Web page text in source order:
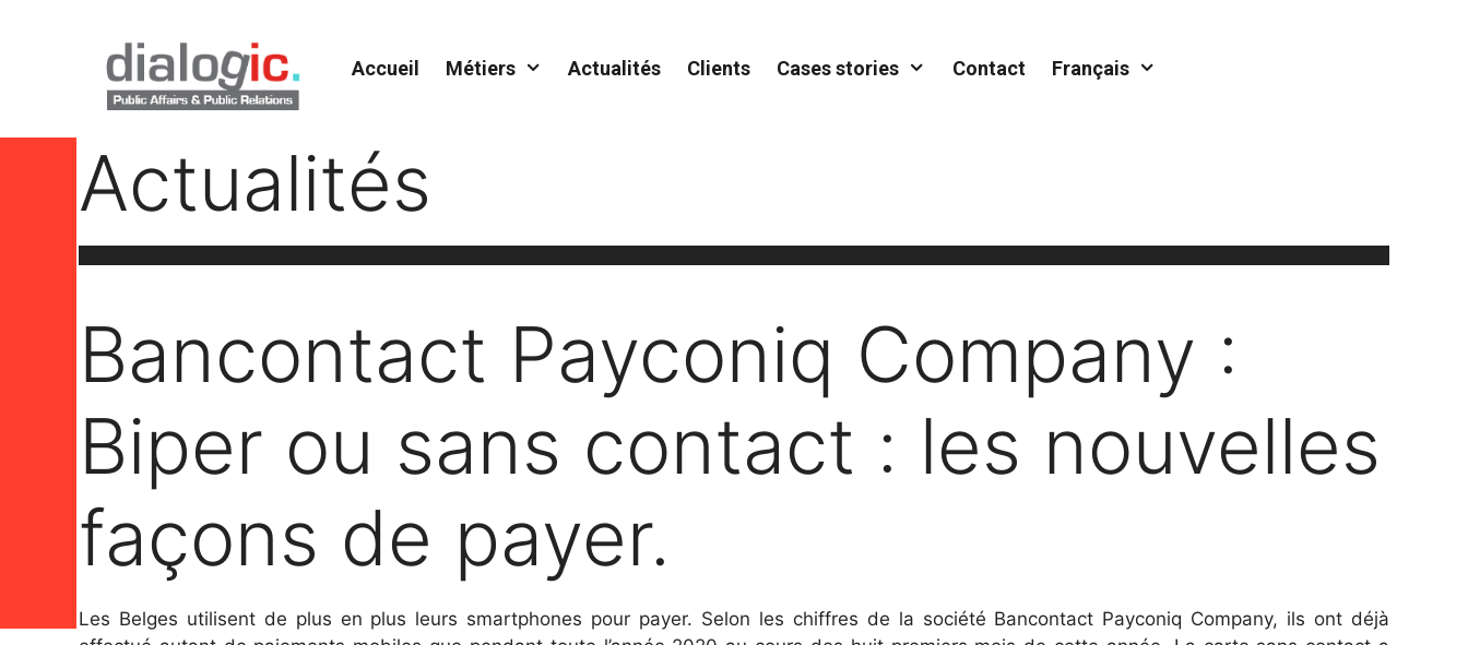
Accueil Métiers Actualités Clients Cases stories Contact Français
Actualités
Bancontact Payconiq Company :
Biper ou sans contact : les nouvelles
façons de payer.
Les Belges utilisent de plus en plus leurs smartphones pour payer. Selon les chiffres de la société Bancontact Payconiq Company, ils ont déjà